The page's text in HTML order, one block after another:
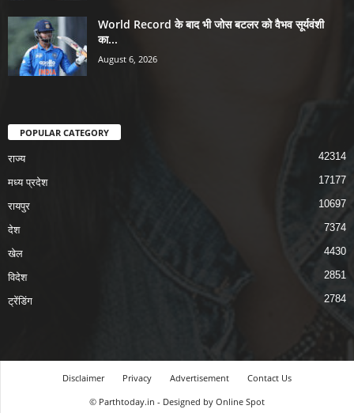
World Record के बाद भी जोस बटलर को वैभव सूर्यवंशी
का...
August 6, 2026
POPULAR CATEGORY
राज्य 42314
मध्य प्रदेश 17177
रायपुर 10697
देश 7374
खेल 4430
विदेश 2851
ट्रेंडिंग 2784
Disclaimer Privacy Advertisement
Contact Us
© Parthtoday.in - Designed by Online Spot